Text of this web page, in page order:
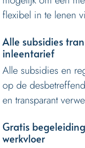
flexibel in te lenen
Alle subsidies
inleentarief
Alle subsidies en
op de
en transparant
Gratis
werkvloer